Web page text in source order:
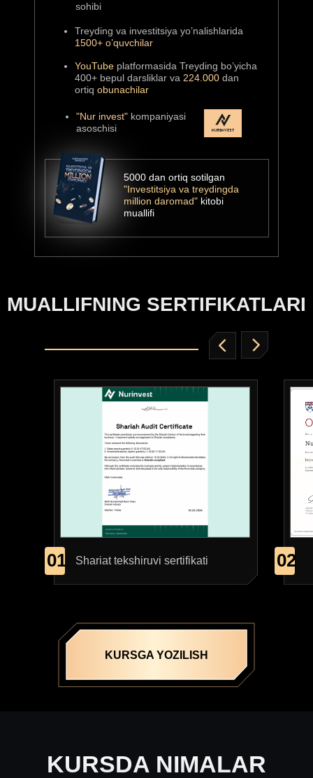
sohibi
"Nur invest" kompaniyasi
asoschisi
Treyding va investitsiya yo’nalishlarida
1500+ o’quvchilar
YouTube platformasida Treyding bo’yicha
400+ bepul darsliklar va 224. 000 dan
ortiq obunachilar
5000 dan ortiq sotilgan
"Investitsiya va treydingda
million daromad" kitobi
muallifi
MUALLIFNING SERTIFIKATLARI
01 Shariat tekshiruvi sertifikati 02
KURSGA YOZILISH
SERTIFIKAT
Treyderlar hamjamiyatiga
Kursdan keyin ham darsliklarni
3 oydan 12 oygacha bo’lgan
muddatda ko’rish imkoniyati
DARSLARGA
DOSTUP
3+3 (3 oylik nazariy bilimlar va 3
200 dan ortiq videodarsliklar)
VIDEO
DARSLAR